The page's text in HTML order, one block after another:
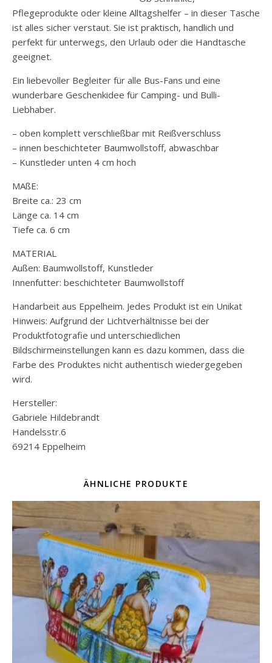
Pflegeprodukte oder kleine Alltagshelfer – in dieser Tasche
ist alles sicher verstaut. Sie ist praktisch, handlich und
perfekt für unterwegs, den Urlaub oder die Handtasche
geeignet.
Ein liebevoller Begleiter für alle Bus-Fans und eine
wunderbare Geschenkidee für Camping- und Bulli-
Liebhaber.
– oben komplett verschließbar mit Reißverschluss
– innen beschichteter Baumwollstoff, abwaschbar
– Kunstleder unten 4 cm hoch
MAßE:
Breite ca.: 23 cm
Länge ca. 14 cm
Tiefe ca. 6 cm
MATERIAL
Außen: Baumwollstoff, Kunstleder
Innenfutter: beschichteter Baumwollstoff
Handarbeit aus Eppelheim. Jedes Produkt ist ein Unikat
Hinweis: Aufgrund der Lichtverhältnisse bei der
Produktfotografie und unterschiedlichen
Bildschirmeinstellungen kann es dazu kommen, dass die
Farbe des Produktes nicht authentisch wiedergegeben
wird.
Hersteller:
Gabriele Hildebrandt
Handelsstr.6
69214 Eppelheim
ÄHNLICHE PRODUKTE